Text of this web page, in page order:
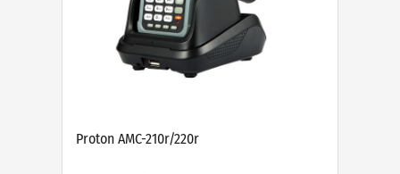
Proton AMC-210r/220r